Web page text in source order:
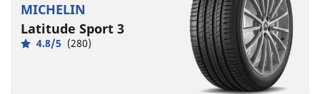
MICHELIN
Latitude Sport 3
4.8/5 (280)